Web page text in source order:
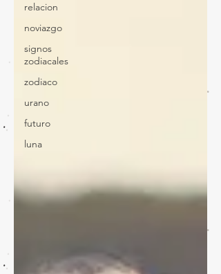
relacion
noviazgo
signos
zodiacales
zodiaco
urano
futuro
luna